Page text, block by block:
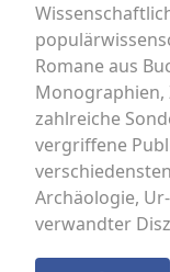
Romane aus
Monographien,
zahlreiche
vergriffene
Archäologie,
verwandter